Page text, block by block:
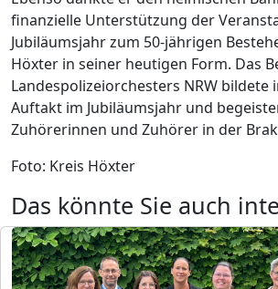
finanzielle Unterstützung der
Jubiläumsjahr zum 50-jährigen
Höxter in seiner heutigen Form. Das
Landespolizeiorchesters NRW bildete
Auftakt im Jubiläumsjahr und
Zuhörerinnen und Zuhörer in der
Foto: Kreis Höxter
Das könnte Sie auch